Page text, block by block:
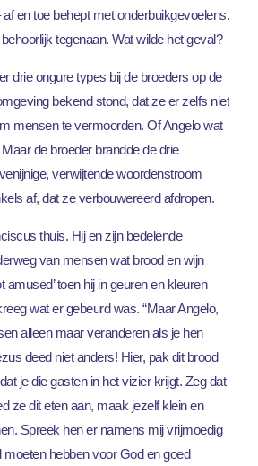
en toe behept met onderbuikgevoelens.
tegenaan. Wat wilde het geval?
drie ongure types bij de broeders op de
bekend stond, dat ze er zelfs niet
mensen te vermoorden. Of Angelo wat
de broeder brandde de drie
verwijtende woordenstroom
af, dat ze verbouwereerd afdropen.
thuis. Hij en zijn bedelende
van mensen wat brood en wijn
amused’ toen hij in geuren en kleuren
wat er gebeurd was. “Maar Angelo,
alleen maar veranderen als je hen
deed niet anders! Hier, pak dit brood
je die gasten in het vizier krijgt. Zeg dat
ze dit eten aan, maak jezelf klein en
Spreek hen er namens mij vrijmoedig
moeten hebben voor God en goed